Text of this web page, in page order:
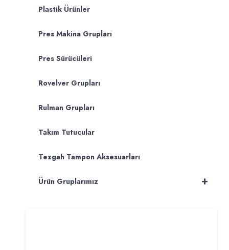
Plastik Ürünler
Pres Makina Grupları
Pres Sürücüleri
Rovelver Grupları
Rulman Grupları
Takım Tutucular
Tezgah Tampon Aksesuarları
+
Ürün Gruplarımız